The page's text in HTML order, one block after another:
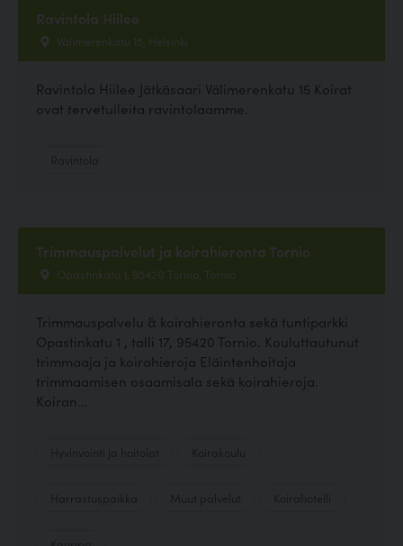
Ravintola Hiilee
Välimerenkatu 15, Helsinki
Ravintola Hiilee Jätkäsaari Välimerenkatu 15 Koirat
ovat tervetulleita ravintolaamme.
Trimmauspalvelut ja koirahieronta Tornio
Opastinkatu 1, 95420 Tornio, Tornio
Trimmauspalvelu & koirahieronta sekä tuntiparkki
Opastinkatu 1 , talli 17, 95420 Tornio. Kouluttautunut
trimmaaja ja koirahieroja Eläintenhoitaja
trimmaamisen osaamisala sekä koirahieroja.
Koiran...